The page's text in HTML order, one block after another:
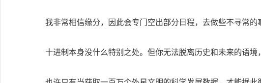
我非常相信缘分，因此会专门空出部分日程，去做些不寻常的
十进制本身没什么特别之处。但你无法脱离历史和未来的语境